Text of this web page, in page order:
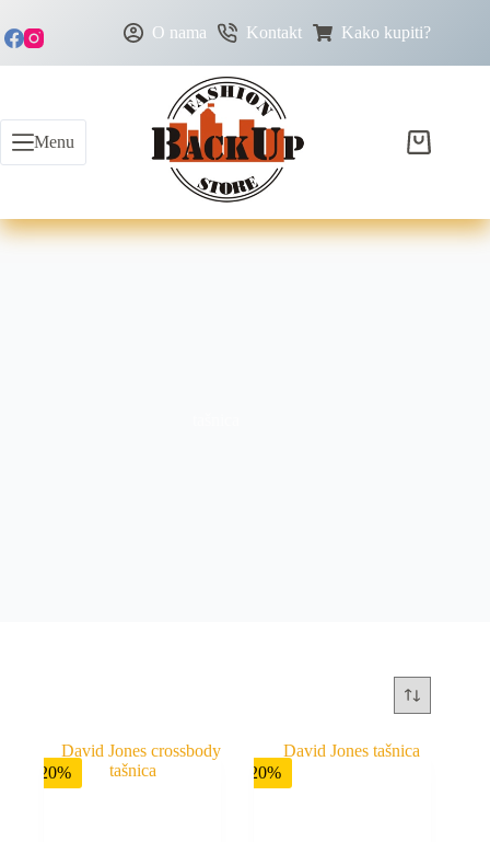
O nama Kontakt Kako kupiti?
Menu
-20% -20%